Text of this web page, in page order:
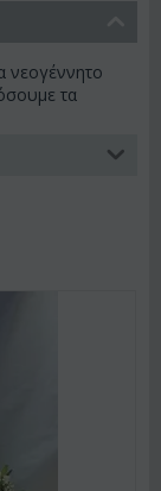
νεογέννητο
τα